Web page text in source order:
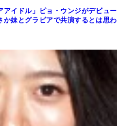
アイドル」ピョ・ウンジがデビュー
か妹とグラビアで共演するとは思わ